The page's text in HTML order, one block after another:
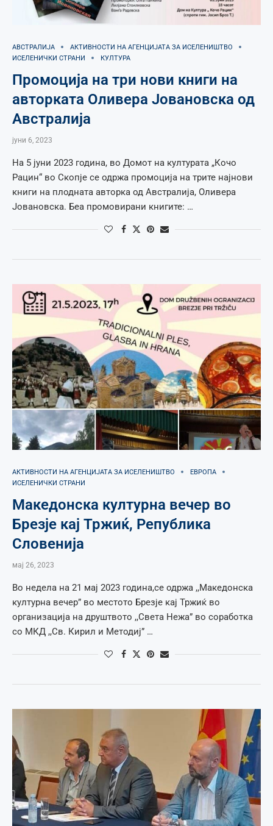
АВСТРАЛИЈА
АКТИВНОСТИ НА АГЕНЦИЈАТА ЗА ИСЕЛЕНИШТВО
ИСЕЛЕНИЧКИ СТРАНИ
КУЛТУРА
Промоција на три нови книги на
авторката Оливера Јовановска од
Австралија
јуни 6, 2023
На 5 јуни 2023 година, во Домот на културата „Кочо
Рацин“ во Скопје се одржа промоција на трите најнови
книги на плодната авторка од Австралија, Оливера
Јовановска. Беа промовирани книгите: …
АКТИВНОСТИ НА АГЕНЦИЈАТА ЗА ИСЕЛЕНИШТВО
ЕВРОПА
ИСЕЛЕНИЧКИ СТРАНИ
Македонска културна вечер во
Брезје кај Тржиќ, Република
Словенија
мај 26, 2023
Во недела на 21 мај 2023 година,се одржа ,,Македонска
културна вечер” во местото Брезје кај Тржиќ во
организација на друштвото ,,Света Нежа” во соработка
со МКД ,,Св. Кирил и Методиј” …